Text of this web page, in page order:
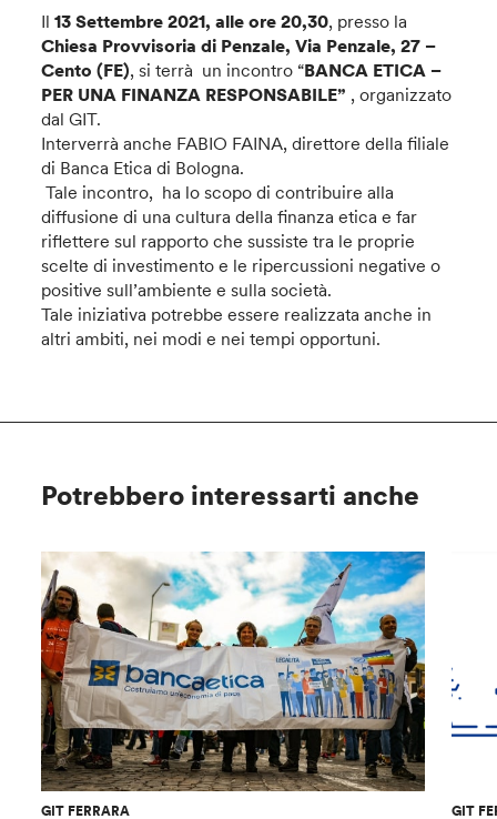
Il13 Settembre 2021, alle ore 20,30, presso la
Chiesa Provvisoria di Penzale, Via Penzale, 27 –
Cento (FE), si terrà un incontro “BANCA ETICA –
PER UNA FINANZA RESPONSABILE” , organizzato
dal GIT.
Interverrà anche FABIO FAINA, direttore della filiale
di Banca Etica di Bologna.
Tale incontro, ha lo scopo di contribuire alla
diffusione di una cultura della finanza etica e far
riflettere sul rapporto che sussiste tra le proprie
scelte di investimento e le ripercussioni negative o
positive sull’ambiente e sulla società.
Tale iniziativa potrebbe essere realizzata anche in
altri ambiti, nei modi e nei tempi opportuni.
Potrebbero interessarti anche
GIT FERRARA GIT